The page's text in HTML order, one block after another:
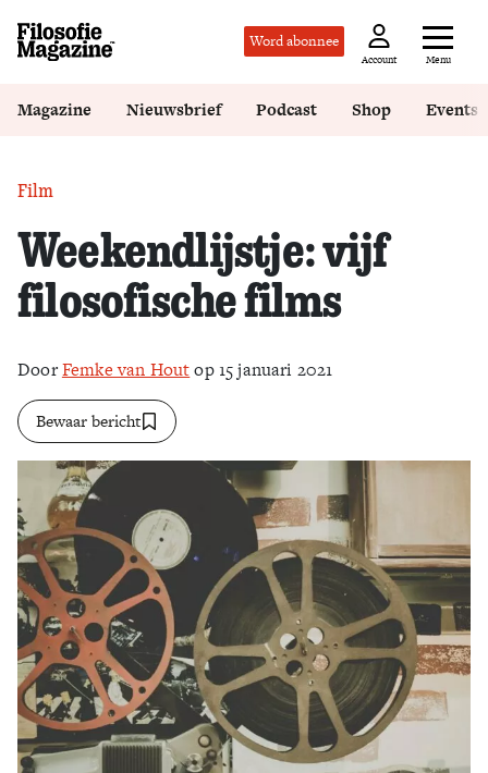
Word abonnee
Account Menu
Zoek
Magazine Nieuwsbrief Podcast Shop Events
Film
Weekendlijstje: vijf
filosofische films
DoorFemke van Houtop 15 januari 2021
Bewaar bericht